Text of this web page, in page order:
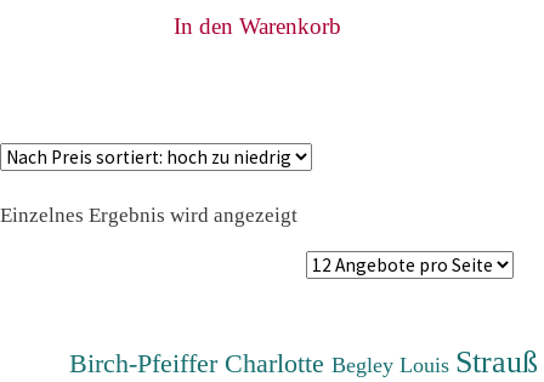
In den Warenkorb
Einzelnes Ergebnis wird angezeigt
Birch-Pfeiffer CharlotteBegley Louis Strauß